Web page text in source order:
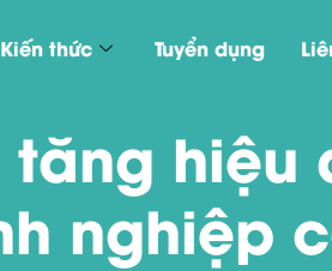
Kiến thức Tuyển dụng
hiệu
nghiệp